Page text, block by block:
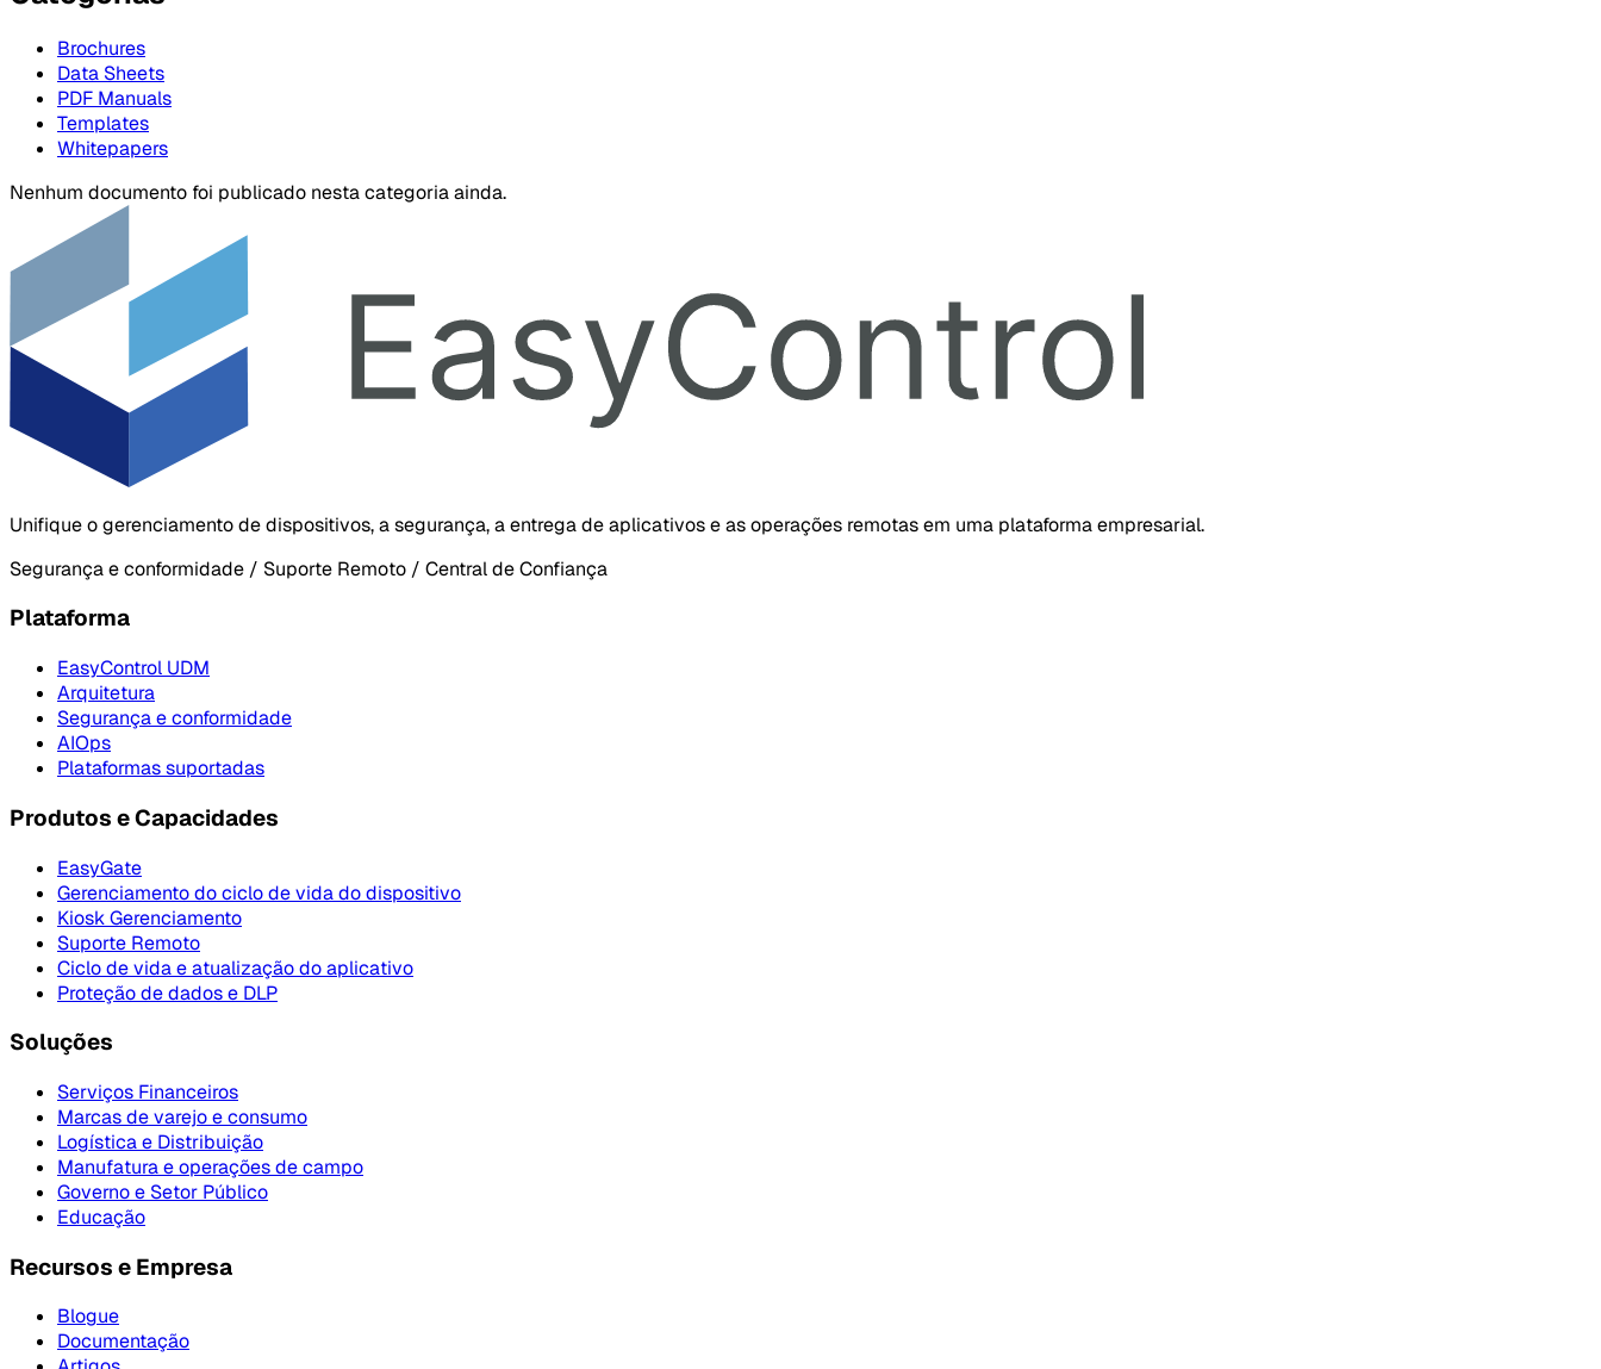
Brochures
Data Sheets
PDF Manuals
Templates
Whitepapers
Nenhum documento foi publicado nesta categoria ainda.
Unifique o gerenciamento de dispositivos, a segurança, a entrega de aplicativos e as operações remotas em uma plataforma empresarial.
Segurança e conformidade / Suporte Remoto / Central de Confiança
Plataforma
EasyControl UDM
Arquitetura
Segurança e conformidade
AIOps
Plataformas suportadas
Produtos e Capacidades
EasyGate
Gerenciamento do ciclo de vida do dispositivo
Kiosk Gerenciamento
Suporte Remoto
Ciclo de vida e atualização do aplicativo
Proteção de dados e DLP
Soluções
Serviços Financeiros
Marcas de varejo e consumo
Logística e Distribuição
Manufatura e operações de campo
Governo e Setor Público
Educação
Recursos e Empresa
Blogue
Documentação